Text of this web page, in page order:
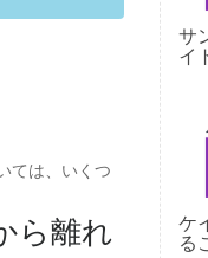
ては、いくつ
ら離れ
サ
イ
ケ
る